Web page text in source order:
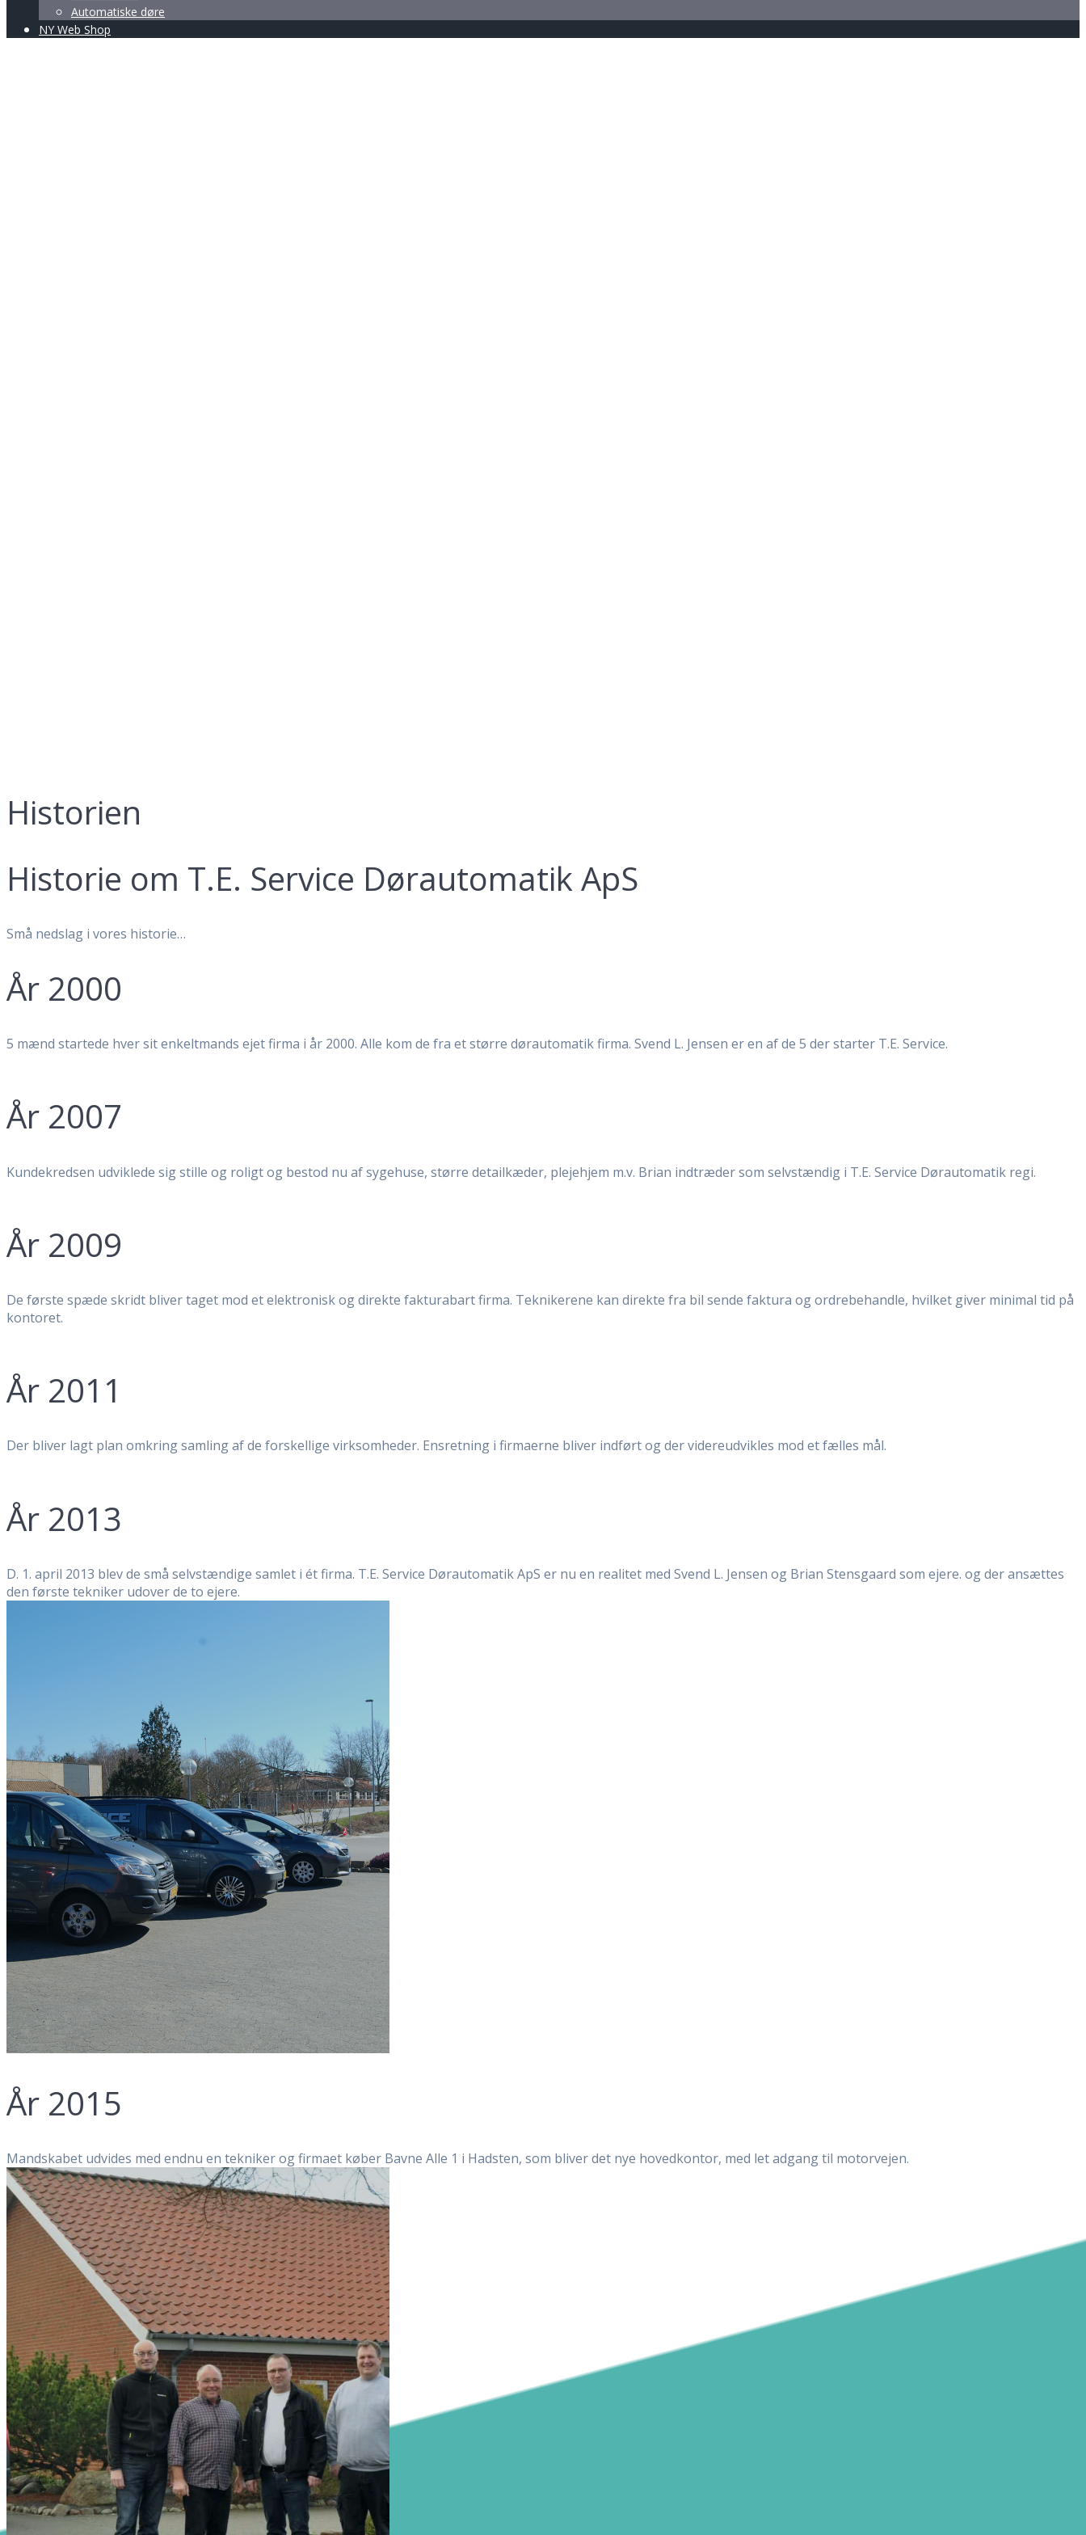
Automatiske døre
NY Web Shop
Historien
Historie om T.E. Service Dørautomatik ApS
Små nedslag i vores historie…
År 2000
5 mænd startede hver sit enkeltmands ejet firma i år 2000. Alle kom de fra et større dørautomatik firma. Svend L. Jensen er en af de 5 der starter T.E. Service.
År 2007
Kundekredsen udviklede sig stille og roligt og bestod nu af sygehuse, større detailkæder, plejehjem m.v. Brian indtræder som selvstændig i T.E. Service Dørautomatik regi.
År 2009
De første spæde skridt bliver taget mod et elektronisk og direkte fakturabart firma. Teknikerene kan direkte fra bil sende faktura og ordrebehandle, hvilket giver minimal tid på
kontoret.
År 2011
Der bliver lagt plan omkring samling af de forskellige virksomheder. Ensretning i firmaerne bliver indført og der videreudvikles mod et fælles mål.
År 2013
D. 1. april 2013 blev de små selvstændige samlet i ét firma. T.E. Service Dørautomatik ApS er nu en realitet med Svend L. Jensen og Brian Stensgaard som ejere. og der ansættes
den første tekniker udover de to ejere.
År 2015
Mandskabet udvides med endnu en tekniker og firmaet køber Bavne Alle 1 i Hadsten, som bliver det nye hovedkontor, med let adgang til motorvejen.